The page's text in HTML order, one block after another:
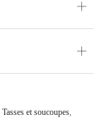
Tasses et soucoupes,